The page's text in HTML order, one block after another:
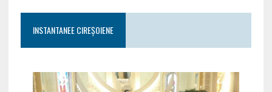
INSTANTANEE CIREȘOIENE